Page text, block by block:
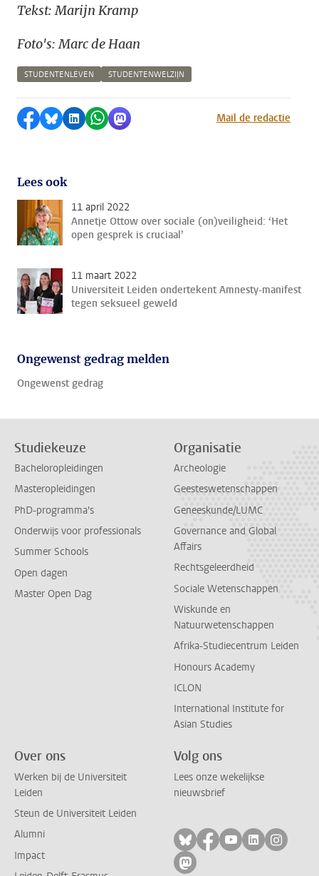
Tekst: Marijn Kramp
Foto's: Marc de Haan
STUDENTENLEVEN STUDENTENWELZIJN
Delen op Facebook
Delen via Bluesky
Delen op LinkedIn
Delen via WhatsApp
Delen via MastodonMail de redactie
Lees ook
11 april 2022
Annetje Ottow over sociale (on)veiligheid: ‘Het
open gesprek is cruciaal’
11 maart 2022
Universiteit Leiden ondertekent Amnesty-manifest
tegen seksueel geweld
Ongewenst gedrag melden
Ongewenst gedrag
Studiekeuze
Bacheloropleidingen
Masteropleidingen
PhD-programma's
Onderwijs voor professionals
Summer Schools
Open dagen
Master Open Dag
Organisatie
Archeologie
Geesteswetenschappen
Geneeskunde/LUMC
Governance and Global
Affairs
Rechtsgeleerdheid
Sociale Wetenschappen
Wiskunde en
Natuurwetenschappen
Afrika-Studiecentrum Leiden
Honours Academy
ICLON
International Institute for
Asian Studies
Over ons
Werken bij de Universiteit
Leiden
Steun de Universiteit Leiden
Alumni
Impact
Volg ons
Lees onze wekelijkse
nieuwsbrief
Volg ons op bluesky
Volg ons op
Volg ons op
Volg ons
Volg
Volg ons op mastodon